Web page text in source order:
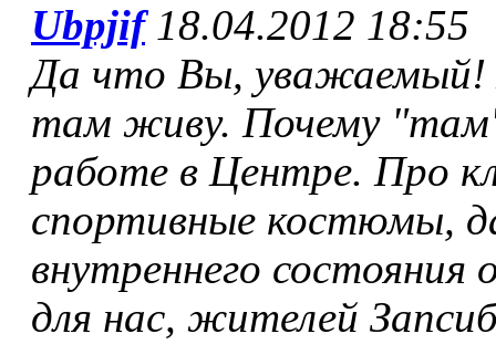
Ubpjif18.04.2012 18:55
Да что Вы, уважаемый!
там живу. Почему
работе в Центре. Про
спортивные костюмы,
внутреннего
для нас, жителей